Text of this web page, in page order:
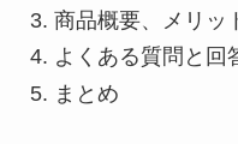
商品概要、メリッ
よくある質問と回
まとめ